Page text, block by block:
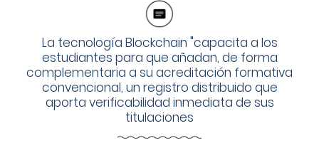
La tecnología Blockchain "capacita a los
estudiantes para que añadan, de forma
complementaria a su acreditación formativa
convencional, un registro distribuido que
aporta verificabilidad inmediata de sus
titulaciones